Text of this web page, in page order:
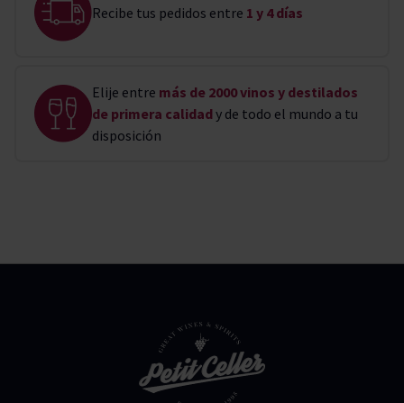
Recibe tus pedidos entre 1 y 4 días
Elije entre más de 2000 vinos y destilados
de primera calidady de todo el mundo a tu
disposición